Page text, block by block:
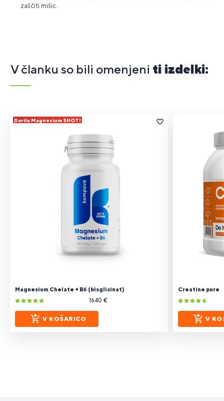
zaščiti mišic.
V članku so bili omenjeni ti izdelki:
Darilo Magnesium SHOT!
Magnesium Chelate + B6 (bisglicinat)
16.40 €
V KOŠARICO
Creatine pure
V